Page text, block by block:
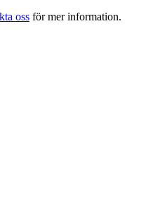
oss för mer information.